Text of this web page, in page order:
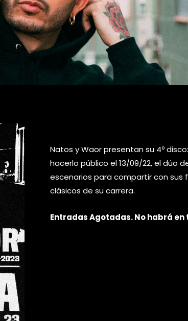
Natos y Waor presentan su 4º
hacerlo público el 13/09/22, el dúo
escenarios para compartir con sus
clásicos de su carrera.
Entradas Agotadas. No habrá